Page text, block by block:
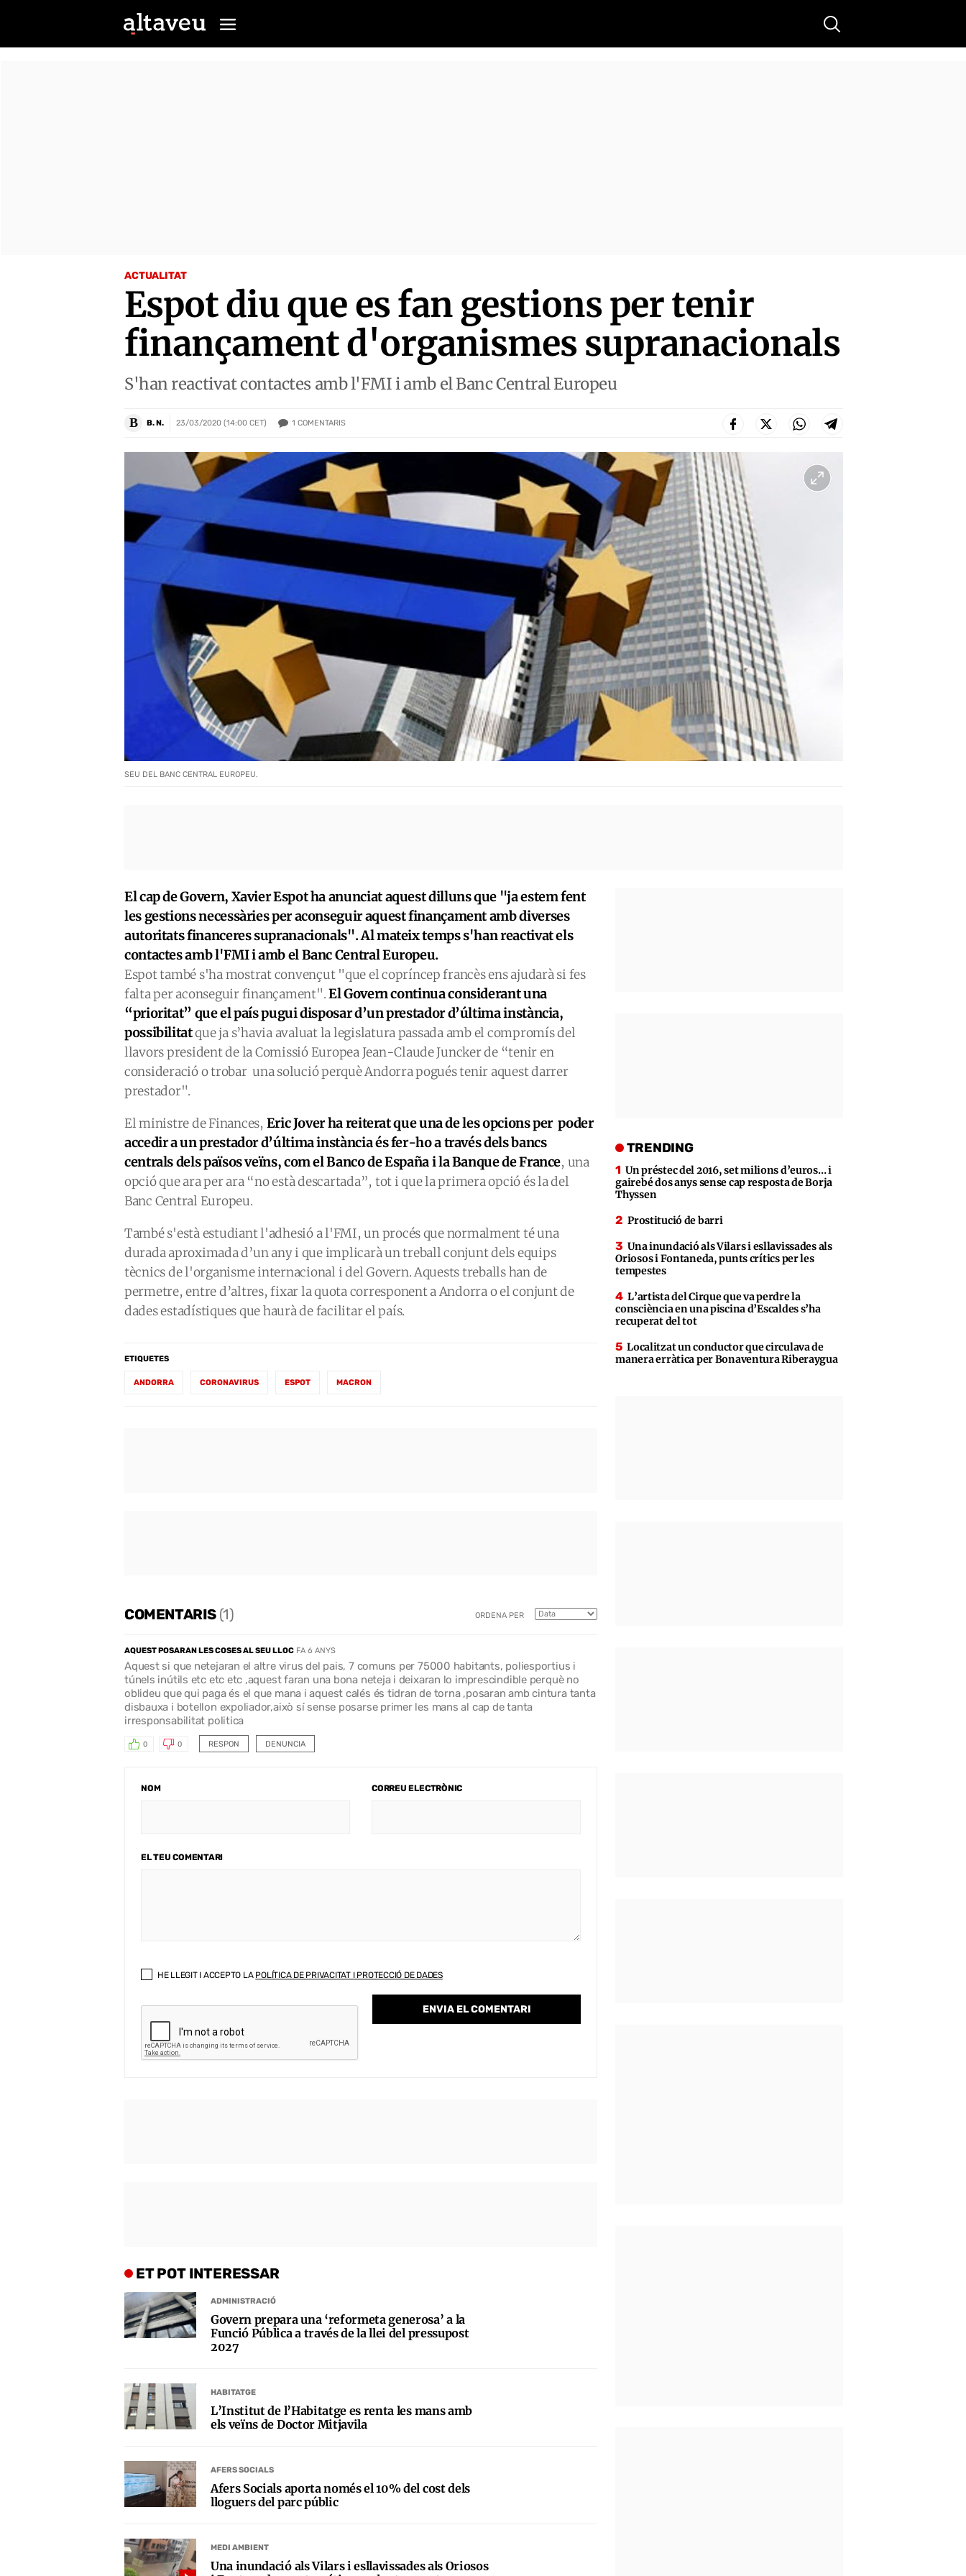
Buscar
ACTUALITAT
Espot diu que es fan gestions per tenir
finançament d'organismes supranacionals
S'han reactivat contactes amb l'FMI i amb el Banc Central Europeu
B B. N. 23/03/2020 (14:00 CET) 1 COMENTARIS
SEU DEL BANC CENTRAL EUROPEU.
El cap de Govern, Xavier Espot ha anunciat aquest dilluns que "ja estem fent
les gestions necessàries per aconseguir aquest finançament amb diverses
autoritats financeres supranacionals". Al mateix temps s'han reactivat els
contactes amb l'FMI i amb el Banc Central Europeu.
Espot també s'ha mostrat convençut "que el copríncep francès ens ajudarà si fes
falta per aconseguir finançament".El Govern continua considerant una
“prioritat” que el país pugui disposar d’un prestador d’última instància,
possibilitatque ja s’havia avaluat la legislatura passada amb el compromís del
llavors president de la Comissió Europea Jean-Claude Juncker de “tenir en
consideració o trobar una solució perquè Andorra pogués tenir aquest darrer
prestador".
El ministre de Finances, Eric Jover ha reiterat que una de les opcions per poder
accedir a un prestador d’última instància és fer-ho a través dels bancs
centrals dels països veïns, com el Banco de España i la Banque de France, una
opció que ara per ara “no està descartada”, tot i que la primera opció és la del
Banc Central Europeu.
També s'està estudiant l'adhesió a l'FMI, un procés que normalment té una
durada aproximada d’un any i que implicarà un treball conjunt dels equips
tècnics de l'organisme internacional i del Govern. Aquests treballs han de
permetre, entre d’altres, fixar la quota corresponent a Andorra o el conjunt de
dades estadístiques que haurà de facilitar el país.
ETIQUETES
ANDORRA CORONAVIRUS ESPOT MACRON
COMENTARIS (1) ORDENA PER
AQUEST POSARAN LES COSES AL SEU LLOC FA 6 ANYS
Aquest si que netejaran el altre virus del pais, 7 comuns per 75000 habitants, poliesportius i
túnels inútils etc etc etc ,aquest faran una bona neteja i deixaran lo imprescindible perquè no
oblideu que qui paga és el que mana i aquest calés és tidran de torna ,posaran amb cintura tanta
disbauxa i botellon expoliador,això sí sense posarse primer les mans al cap de tanta
irresponsabilitat politica
RESPON
0 0 DENUNCIA
NOM CORREU ELECTRÒNIC
EL TEU COMENTARI
HE LLEGIT I ACCEPTO LA POLÍTICA DE PRIVACITAT I PROTECCIÓ DE DADES
ET POT INTERESSAR
ADMINISTRACIÓ
Govern prepara una ‘reformeta generosa’ a la
Funció Pública a través de la llei del pressupost
2027
HABITATGE
L’Institut de l’Habitatge es renta les mans amb
els veïns de Doctor Mitjavila
AFERS SOCIALS
Afers Socials aporta només el 10% del cost dels
lloguers del parc públic
MEDI AMBIENT
Una inundació als Vilars i esllavissades als Oriosos
TRENDING
Un préstec del 2016, set milions d’euros… i
gairebé dos anys sense cap resposta de Borja
Thyssen
Prostitució de barri
Una inundació als Vilars i esllavissades als
Oriosos i Fontaneda, punts crítics per les
tempestes
L’artista del Cirque que va perdre la
consciència en una piscina d’Escaldes s’ha
recuperat del tot
Localitzat un conductor que circulava de
manera erràtica per Bonaventura Riberaygua